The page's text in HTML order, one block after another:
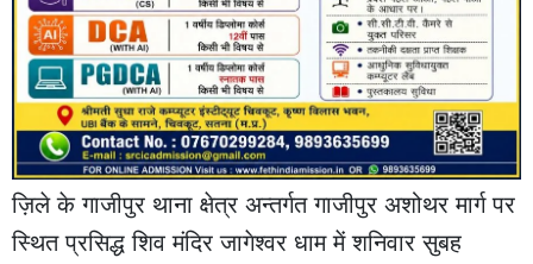
ज़िले के गाजीपुर थाना क्षेत्र अन्तर्गत गाजीपुर अशोथर मार्ग पर
स्थित प्रसिद्ध शिव मंदिर जागेश्वर धाम में शनिवार सुबह